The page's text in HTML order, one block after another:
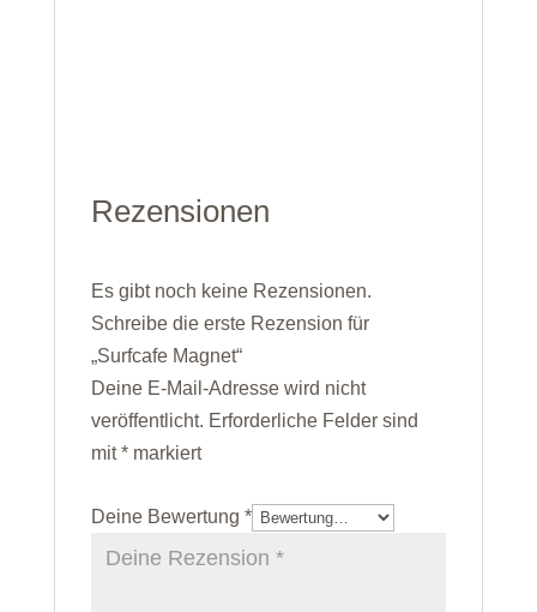
Rezensionen
Es gibt noch keine Rezensionen.
Schreibe die erste Rezension für
„Surfcafe Magnet“
Deine E-Mail-Adresse wird nicht
veröffentlicht. Erforderliche Felder sind
mit*markiert
Deine Bewertung *